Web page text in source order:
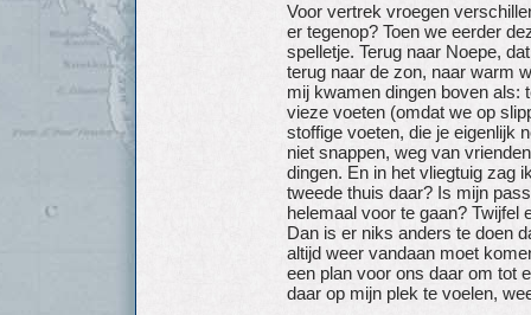
Voor vertrek vroegen
er tegenop? Toen we eerder
spelletje. Terug naar Noepe,
terug naar de zon, naar warm
mij kwamen dingen boven als:
vieze voeten (omdat we op
stoffige voeten, die je eigenlijk
niet snappen, weg van
dingen. En in het vliegtuig zag
tweede thuis daar? Is mijn
helemaal voor te gaan? Twijfel
Dan is er niks anders te doen
altijd weer vandaan moet
een plan voor ons daar om tot
daar op mijn plek te voelen,